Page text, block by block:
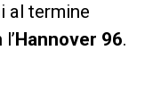
al termine
Hannover 96.